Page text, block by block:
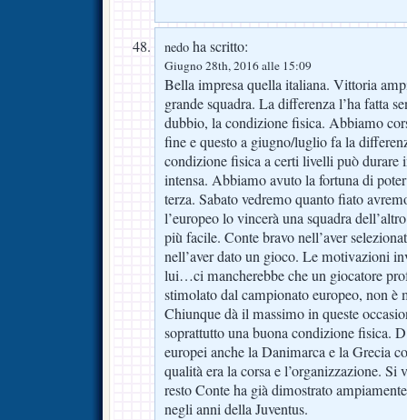
nedo ha scritto:
Giugno 28th, 2016 alle 15:09
Bella impresa quella italiana. Vittoria
grande squadra. La differenza l’ha fatta
dubbio, la condizione fisica. Abbiamo
fine e questo a giugno/luglio fa la
condizione fisica a certi livelli può durare
intensa. Abbiamo avuto la fortuna di
terza. Sabato vedremo quanto fiato
l’europeo lo vincerà una squadra
più facile. Conte bravo nell’aver
nell’aver dato un gioco. Le motivazioni
lui…ci mancherebbe che un giocatore
stimolato dal campionato europeo, non è
Chiunque dà il massimo in queste
soprattutto una buona condizione fisica.
europei anche la Danimarca e la Grecia
qualità era la corsa e l’organizzazione. Si
resto Conte ha già dimostrato
negli anni della Juventus.